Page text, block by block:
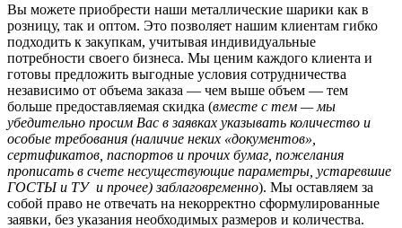
Вы можете приобрести наши металлические шарики как в
розницу, так и оптом. Это позволяет нашим клиентам гибко
подходить к закупкам, учитывая индивидуальные
потребности своего бизнеса. Мы ценим каждого клиента и
готовы предложить выгодные условия сотрудничества
независимо от объема заказа — чем выше объем — тем
больше предоставляемая скидка (вместе с тем — мы
убедительно просим Вас в заявках указывать количество и
особые требования (наличие неких «документов»,
сертификатов, паспортов и прочих бумаг, пожелания
прописать в счете несуществующие параметры, устаревшие
ГОСТЫ и ТУ и прочее) заблаговременно). Мы оставляем за
собой право не отвечать на некорректно сформулированные
заявки, без указания необходимых размеров и количества.